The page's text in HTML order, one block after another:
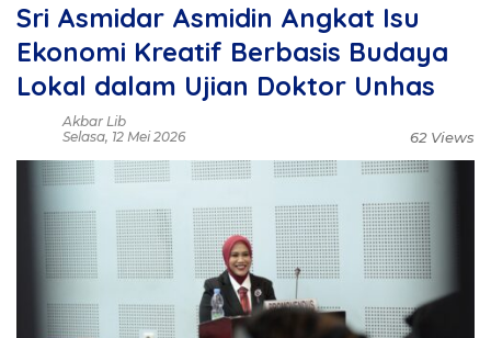
Sri Asmidar Asmidin Angkat Isu
Ekonomi Kreatif Berbasis Budaya
Lokal dalam Ujian Doktor Unhas
Akbar Lib
Selasa, 12 Mei 2026
62 Views